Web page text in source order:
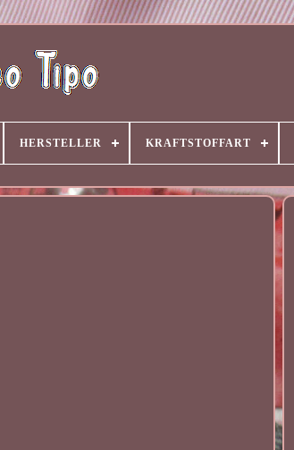
HERSTELLER KRAFTSTOFFART